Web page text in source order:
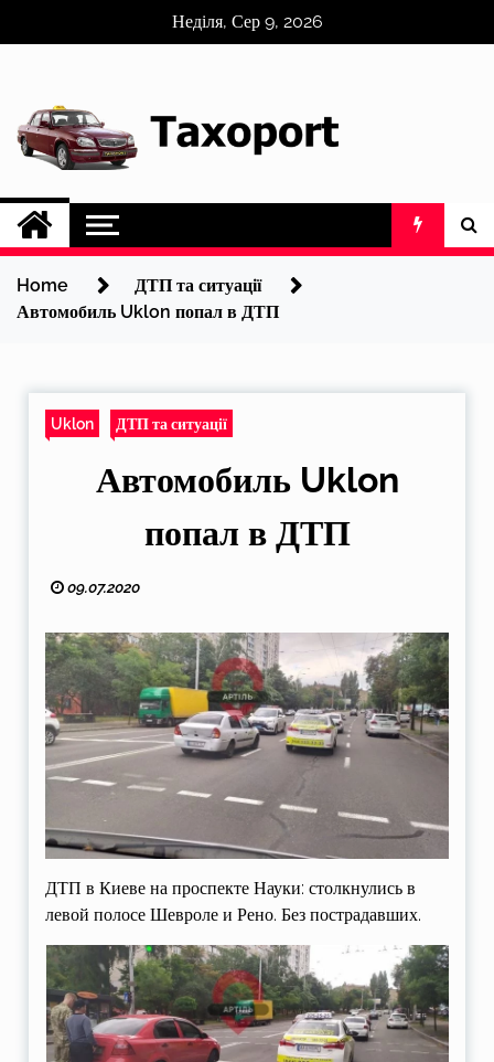
Неділя, Сер 9, 2026
Home
ДТП та ситуації
Автомобиль Uklon попал в ДТП
Uklon ДТП та ситуації
Автомобиль Uklon
попал в ДТП
09.07.2020
ДТП в Киеве на проспекте Науки: столкнулись в
левой полосе Шевроле и Рено. Без пострадавших.